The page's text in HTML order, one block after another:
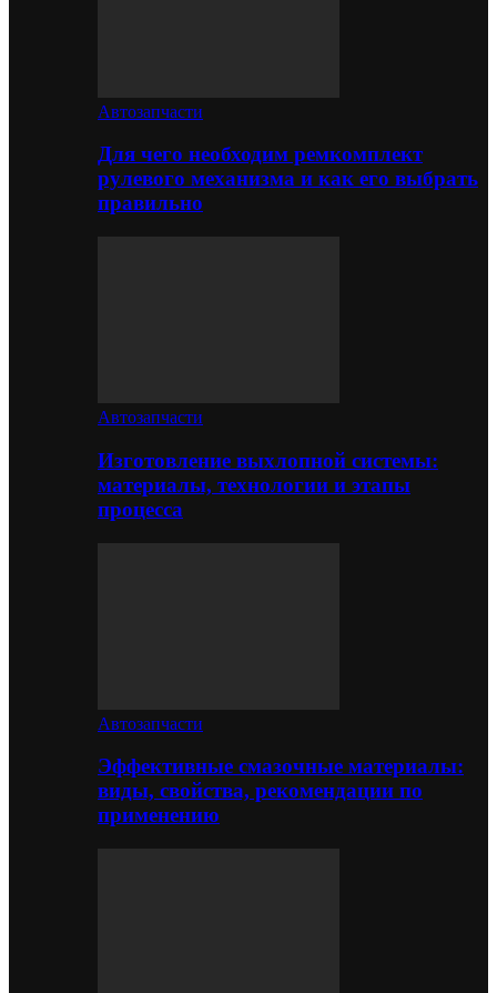
Автозапчасти
Для чего необходим ремкомплект
рулевого механизма и как его выбрать
правильно
Автозапчасти
Изготовление выхлопной системы:
материалы, технологии и этапы
процесса
Автозапчасти
Эффективные смазочные материалы:
виды, свойства, рекомендации по
применению